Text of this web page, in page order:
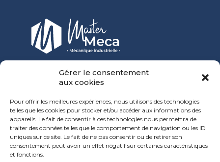
Gérer le consentement
aux cookies
Pour offrir les meilleures expériences, nous utilisons des technologies
telles que les cookies pour stocker et/ou accéder aux informations des
appareils. Le fait de consentir à ces technologies nous permettra de
traiter des données telles que le comportement de navigation ou les ID
uniques sur ce site. Le fait de ne pas consentir ou de retirer son
consentement peut avoir un effet négatif sur certaines caractéristiques
et fonctions.
27 rue Jules Bournet
03100 Montluçon
Phone :04 70 05 75 82